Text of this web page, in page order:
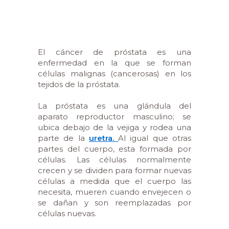
El cáncer de próstata es una
enfermedad en la que se forman
células malignas (cancerosas) en los
tejidos de la próstata.
La próstata es una glándula del
aparato reproductor masculino; se
ubica debajo de la vejiga y rodea una
parte de la uretra.Al igual que otras
partes del cuerpo, esta formada por
células. Las células normalmente
crecen y se dividen para formar nuevas
células a medida que el cuerpo las
necesita, mueren cuando envejecen o
se dañan y son reemplazadas por
células nuevas.